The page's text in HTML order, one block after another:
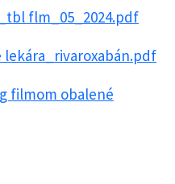
flm_05_2024.pdf
filmom obalené